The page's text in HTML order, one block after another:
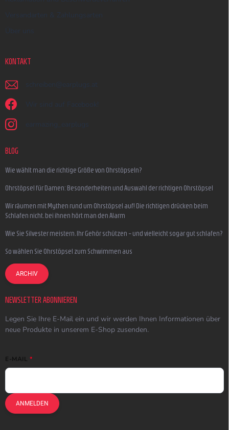
Versandarten & Zahlungsarten
Über uns
KONTAKT
schreiben @ earplugs.at
Wir sind auf Facebook!
earmazing_earplugs
BLOG
Wie wählt man die richtige Größe von Ohrstöpseln?
Ohrstöpsel für Damen: Besonderheiten und Auswahl der richtigen Ohrstöpsel
Wir räumen mit Mythen rund um Ohrstöpsel auf! Die richtigen drücken beim
Schlafen nicht, bei ihnen hört man den Alarm
Wie Sie Silvester meistern, Ihr Gehör schützen – und vielleicht sogar gut schlafen?
So wählen Sie Ohrstöpsel zum Schwimmen aus
ARCHIV
NEWSLETTER ABONNIEREN
Legen Sie Ihre E-Mail ein und wir werden Ihnen Informationen über
neue Produkte in unserem E-Shop zusenden.
E-MAIL
ANMELDEN